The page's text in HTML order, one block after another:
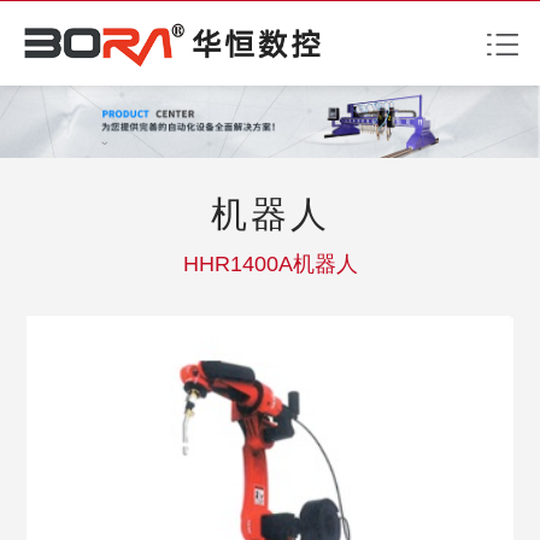
机器人
HHR1400A机器人